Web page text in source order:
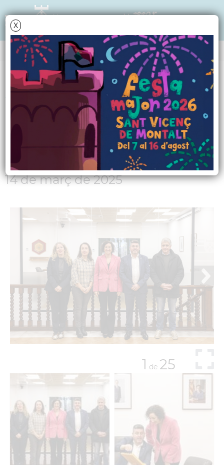
X
Data i hora oficial: 05-08-2026 21:59:44
ÀLBUMS DE FOTOS
Visita oficial de la
consellera Alícia
Romero
14 de març de 2025
1 de 25